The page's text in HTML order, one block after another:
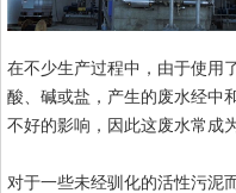
在不少生产过程中，由于使用
酸、碱或盐，产生的废水经中
不好的影响，因此这废水常成
对于一些未经驯化的活性污泥